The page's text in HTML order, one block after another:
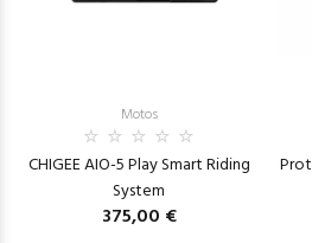
Motos
CHIGEE AIO-5 Play Smart Riding
System
375,00 €